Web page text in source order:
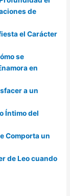
de
el Carácter
se
en
a un
Íntimo del
Comporta un
de Leo cuando